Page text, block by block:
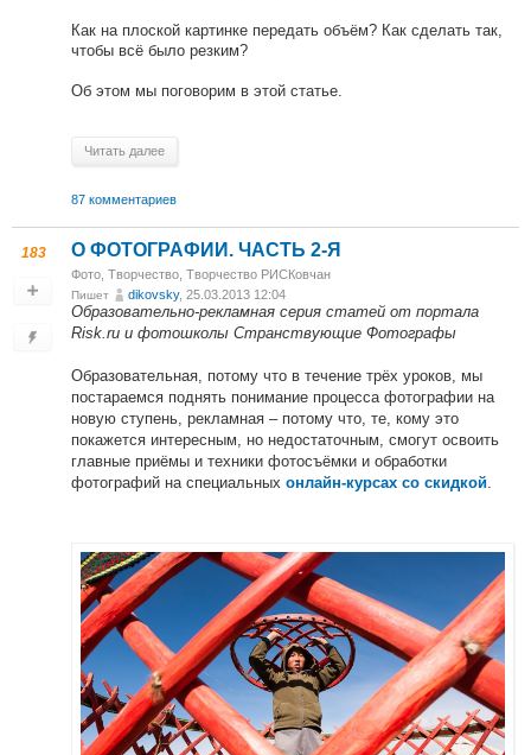
Как на плоской картинке передать объём? Как сделать так,
чтобы всё было резким?
Об этом мы поговорим в этой статье.
Читать далее
87 комментариев
183 О ФОТОГРАФИИ. ЧАСТЬ 2-Я
Фото Творчество Творчество РИСКовчан
Пишет dikovsky, 25.03.2013 12:04
Образовательно-рекламная серия статей от портала
Risk.ru и фотошколы Странствующие Фотографы
Образовательная, потому что в течение трёх уроков, мы
постараемся поднять понимание процесса фотографии на
новую ступень, рекламная – потому что, те, кому это
покажется интересным, но недостаточным, смогут освоить
главные приёмы и техники фотосъёмки и обработки
фотографий на специальных онлайн-курсах со скидкой